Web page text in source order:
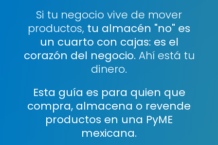
Si tu negocio vive de mover
productos, tu almacén "no" es
un cuarto con cajas: es el
corazón del negocio. Ahí está tu
dinero.
Esta guía es para quien que
compra, almacena o revende
productos en una PyME
mexicana.